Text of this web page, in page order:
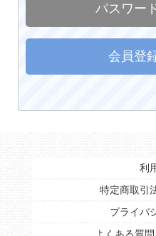
パスワー
会員登
利
特定商取引
プライバ